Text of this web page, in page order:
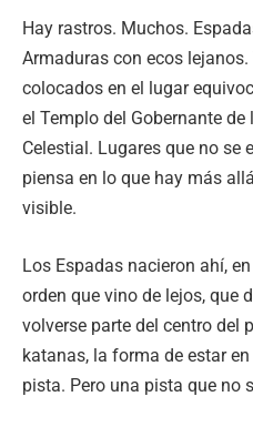
Hay rastros. Muchos.
Armaduras con ecos
colocados en el lugar
el Templo del Gobernante
Celestial. Lugares que no se
piensa en lo que hay más
visible.
Los Espadas nacieron ahí,
orden que vino de lejos, que
volverse parte del centro del
katanas, la forma de estar
pista. Pero una pista que no